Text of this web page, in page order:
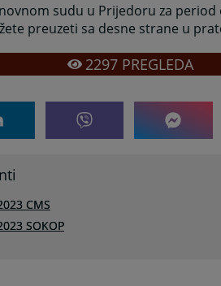
sudu u Prijedoru za period
preuzeti sa desne strane u
2297PREGLEDA
CMS
SOKOP